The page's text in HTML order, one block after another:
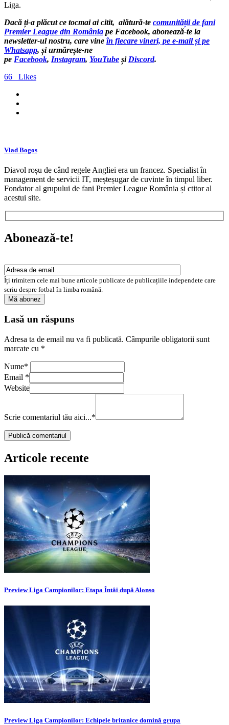
Liga.
Dacă ți-a plăcut ce tocmai ai citit, alătură-te comunității de fani
Premier League din România pe Facebook, abonează-te la
newsletter-ul nostru, care vine în fiecare vineri, pe e-mail și pe
Whatsapp, și urmărește-ne
pe Facebook, Instagram, YouTube și Discord.
66
Likes
Vlad Bogos
Diavol roșu de când regele Angliei era un francez. Specialist în
management de servicii IT, meșteșugar de cuvinte în timpul liber.
Fondator al grupului de fani Premier League România și ctitor al
acestui site.
Abonează-te!
Îți trimitem cele mai bune articole publicate de publicațiile independete care
scriu despre fotbal în limba română.
Lasă un răspuns
Adresa ta de email nu va fi publicată. Câmpurile obligatorii sunt
marcate cu *
Nume*
Email *
Website
Scrie comentariul tău aici...*
Articole recente
Preview Liga Campionilor: Etapa Întâi după Alonso
Preview Liga Campionilor: Echipele britanice domină grupa